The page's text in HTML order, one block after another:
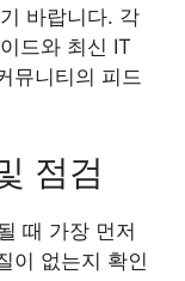
바랍니다. 각
드와 최신 IT
뮤니티의 피드
점검
때 가장 먼저
이 없는지 확인